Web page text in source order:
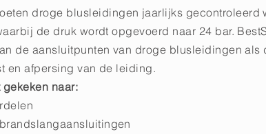
droge blusleidingen jaarlijks gecontroleerd
de druk wordt opgevoerd naar 24 bar.
de aansluitpunten van droge blusleidingen als
en afpersing van de leiding.
naar: